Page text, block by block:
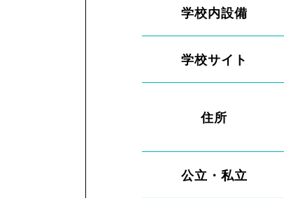
学校内設備
学校サイト
住所
公立・私立